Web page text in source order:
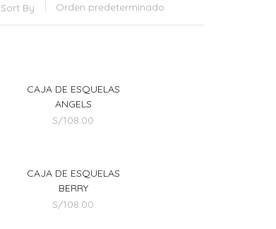
Sort By
CAJA DE ESQUELAS
ANGELS
S/108.00
CAJA DE ESQUELAS
BERRY
S/108.00